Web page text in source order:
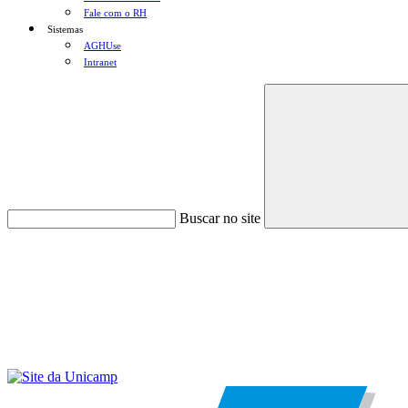
Fale com o RH
Sistemas
AGHUse
Intranet
Buscar no site